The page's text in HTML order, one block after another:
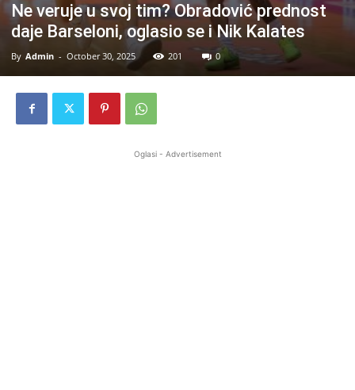
Ne veruje u svoj tim? Obradović prednost
daje Barseloni, oglasio se i Nik Kalates
By Admin - October 30, 2025 201 0
Oglasi - Advertisement